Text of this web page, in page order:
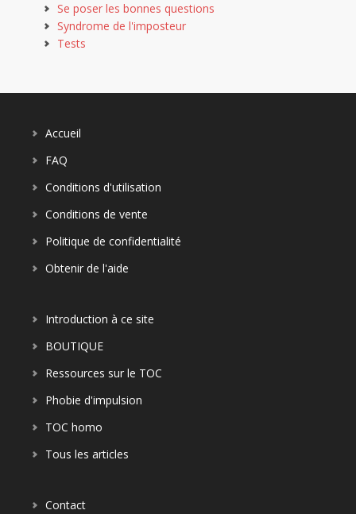
Se poser les bonnes questions
Syndrome de l'imposteur
Tests
Accueil
FAQ
Conditions d'utilisation
Conditions de vente
Politique de confidentialité
Obtenir de l'aide
Introduction à ce site
BOUTIQUE
Ressources sur le TOC
Phobie d'impulsion
TOC homo
Tous les articles
Contact